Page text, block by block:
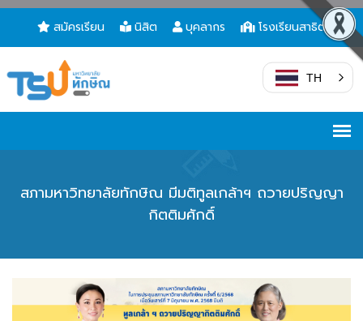
สมัครเรียน นิสิต บุคลากร โรงเรียนสาธิต
TH
สภามหาวิทยาลัยทักษิณ มีมติทูลเกล้าฯ ถวายปริญญา
กิตติมศักดิ์